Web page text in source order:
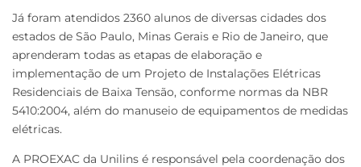
Já foram atendidos 2360 alunos de diversas cidades dos
estados de São Paulo, Minas Gerais e Rio de Janeiro, que
aprenderam todas as etapas de elaboração e
implementação de um Projeto de Instalações Elétricas
Residenciais de Baixa Tensão, conforme normas da NBR
5410:2004, além do manuseio de equipamentos de medidas
elétricas.
A PROEXAC da Unilins é responsável pela coordenação dos